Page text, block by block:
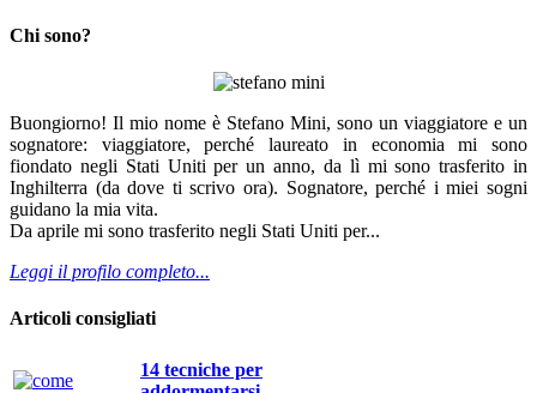
Chi sono?
Buongiorno! Il mio nome è Stefano Mini, sono un viaggiatore e un
sognatore: viaggiatore, perché laureato in economia mi sono
fiondato negli Stati Uniti per un anno, da lì mi sono trasferito in
Inghilterra (da dove ti scrivo ora). Sognatore, perché i miei sogni
guidano la mia vita.
Da aprile mi sono trasferito negli Stati Uniti per...
Leggi il profilo completo...
Articoli consigliati
14 tecniche per